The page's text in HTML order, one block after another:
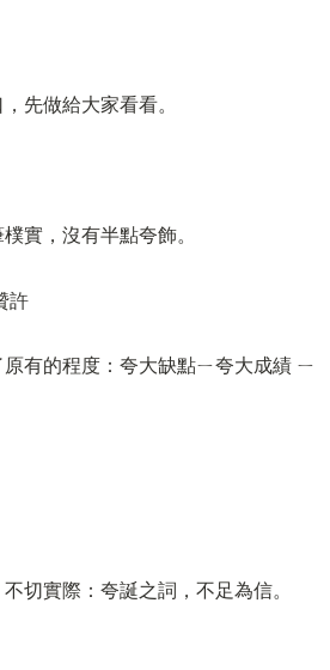
先做給大家看看。
實，沒有半點夸飾。
許
有的程度：夸大缺點ㄧ夸大成績 ㄧ
不切實際：夸誕之詞，不足為信。